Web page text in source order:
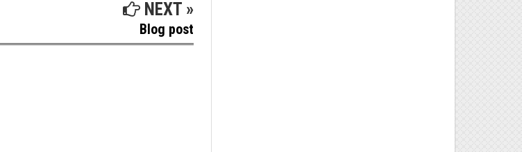
NEXT »
Blog post